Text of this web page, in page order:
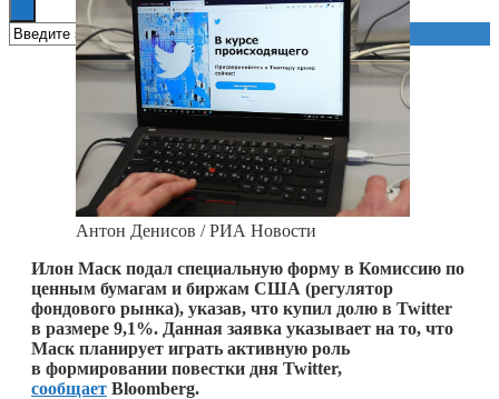
Антон Денисов / РИА Новости
Илон Маск подал специальную форму в Комиссию по
ценным бумагам и биржам США (регулятор
фондового рынка), указав, что купил долю в Twitter
в размере 9,1%. Данная заявка указывает на то, что
Маск планирует играть активную роль
в формировании повестки дня Twitter,
сообщает Bloomberg.